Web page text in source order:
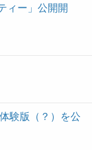
ィー」公開開
験版（？）を公